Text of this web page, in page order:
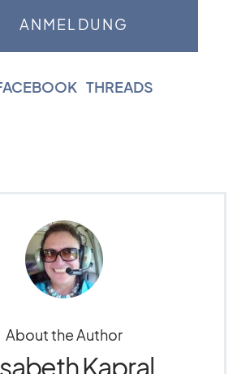
THREADS
About the Author
Kapral